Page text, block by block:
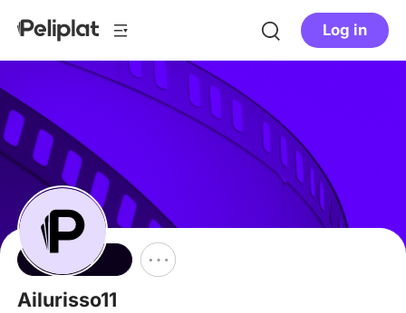
Log in
Follow
Ailurisso11